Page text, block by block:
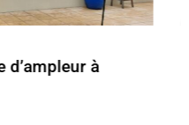
d’ampleur à